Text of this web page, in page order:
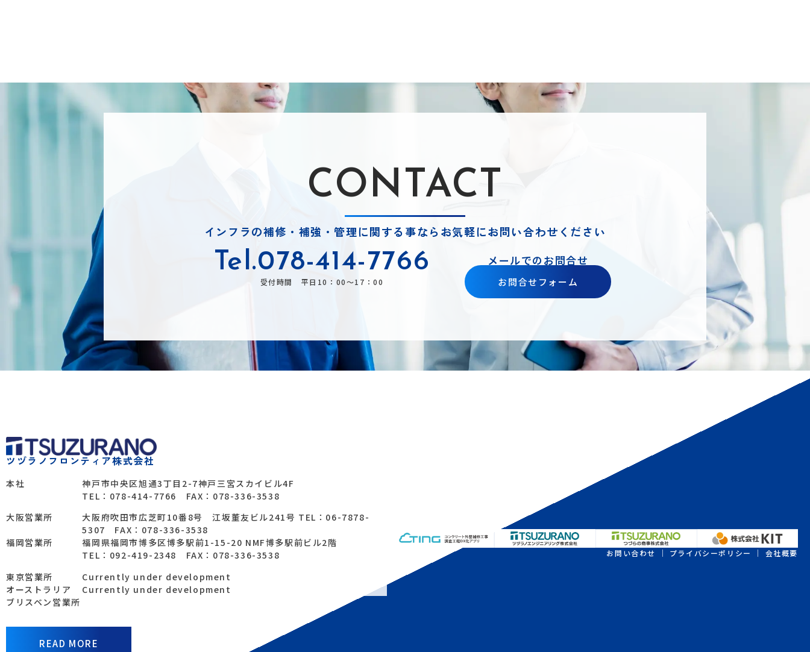
CONTACT
インフラの補修・補強・管理に関する事ならお気軽にお問い合わせください
Tel.078-414-7766
受付時間 平日10：00～17：00
メールでのお問合せ
お問合せフォーム
ツヅラノフロンティア株式会社
本社
神戸市中央区旭通3丁目2-7神戸三宮スカイビル4F
TEL：078-414-7766 FAX：078-336-3538
大阪営業所
大阪府吹田市広芝町10番8号 江坂董友ビル241号 TEL：06-7878-
5307 FAX：078-336-3538
福岡営業所
福岡県福岡市博多区博多駅前1-15-20 NMF博多駅前ビル2階
TEL：092-419-2348 FAX：078-336-3538
東京営業所
Currently under development
オーストラリア
ブリスベン営業所
Currently under development
READ MORE
お問い合わせ ｜ プライバシーポリシー ｜ 会社概要